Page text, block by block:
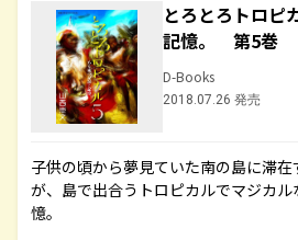
とろとろトロ
記憶。 第5巻
D-Books
2018.07.26 発売
子供の頃から夢見ていた南の島に滞
が、島で出合うトロピカルでマジカ
憶。